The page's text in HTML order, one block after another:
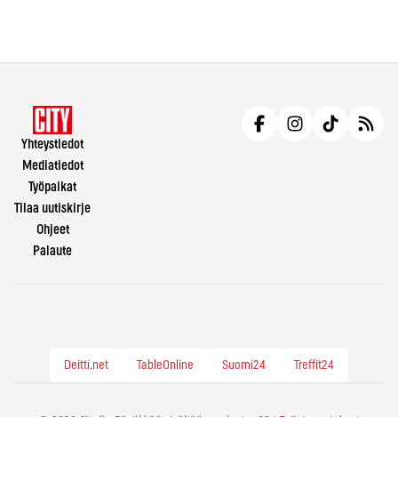
Yhteystiedot
Mediatiedot
Työpaikat
Tilaa uutiskirje
Ohjeet
Palaute
Deitti.net TableOnline Suomi24 Treffit24